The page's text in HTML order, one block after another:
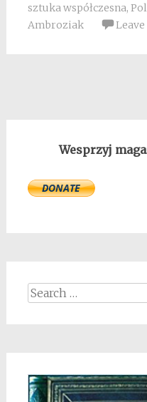
sztuka współczesna,
Ambroziak
Wesprzyj
Search
for: